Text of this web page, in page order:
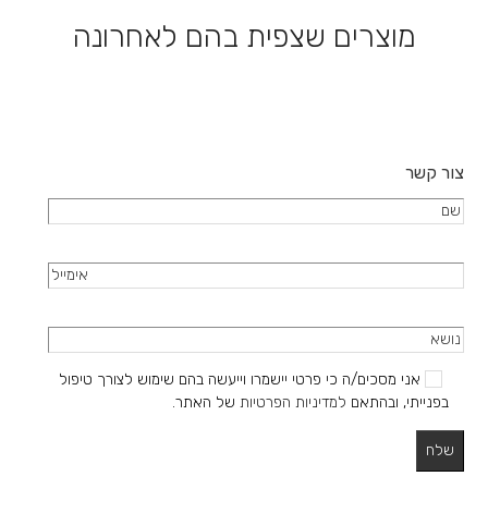
האפשרויות
מוצרים שצפית בהם לאחרונה
צור קשר
אני מסכים/ה כי פרטי יישמרו וייעשה בהם שימוש לצורך טיפול
בפנייתי, ובהתאם למדיניות הפרטיות של האתר.